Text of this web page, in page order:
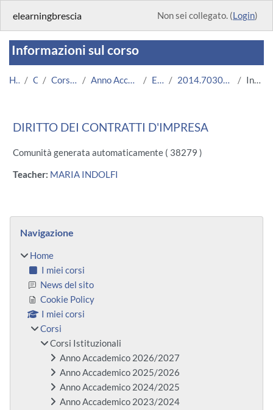
elearningbrescia Non sei collegato. (Login)
Informazioni sul corso
Home Corsi Corsi Istituzionali Anno Accademico 2014/2015 Economia 2014.703076.54473-11.N0.1809 Introduzione
DIRITTO DEI CONTRATTI D'IMPRESA
Comunità generata automaticamente ( 38279 )
Teacher: MARIA INDOLFI
Blocchi
Navigazione
Home
I miei corsi
News del sito
Cookie Policy
I miei corsi
Corsi
Corsi Istituzionali
Anno Accademico 2026/2027
Anno Accademico 2025/2026
Anno Accademico 2024/2025
Anno Accademico 2023/2024